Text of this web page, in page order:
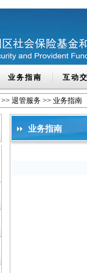
业务指南 互动
>> 退管服务 >> 业务指南
业务指南